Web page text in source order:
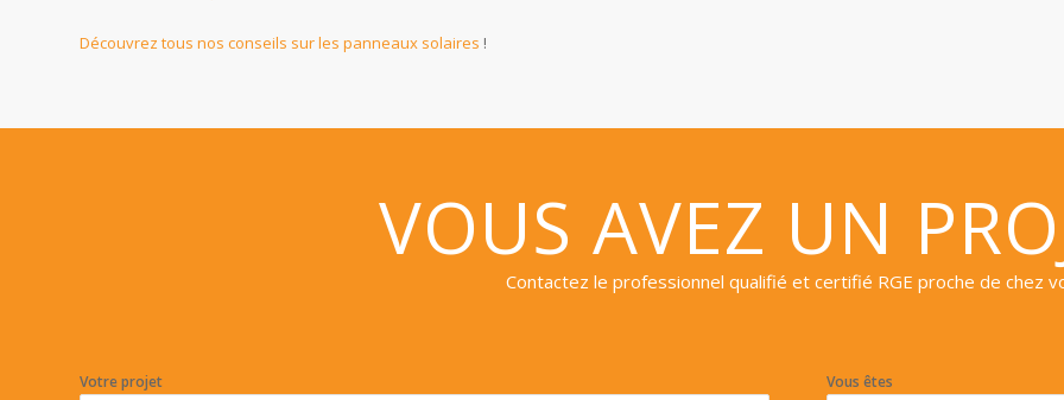
Découvrez tous nos conseils sur les panneaux solaires !
VOUS AVEZ UN
Contactez le professionnel qualifié et certifié RGE proche de chez
Votre projet Vous êtes